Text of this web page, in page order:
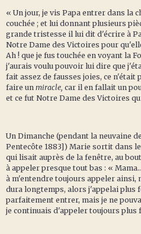
« Un jour, je vis Papa entrer dans la
couchée ; et lui donnant plusieurs
grande tristesse il lui dit d'écrire à
Notre Dame des Victoires pour
Ah ! que je fus touchée en voyant la
j'aurais voulu pouvoir lui dire que
fait assez de fausses joies, ce n'était
faire un miracle, car il en fallait un
et ce fut Notre Dame des Victoires
Un Dimanche (pendant la neuvaine
Pentecôte 1883]) Marie sortit dans
qui lisait auprès de la fenêtre, au
à appeler presque tout bas : «
à m'entendre toujours appeler ainsi,
dura longtemps, alors j'appelai plus
parfaitement entrer, mais je ne
je continuais d'appeler toujours plus